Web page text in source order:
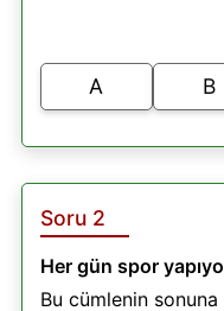
A B
Soru 2
Her gün spor
Bu cümlenin